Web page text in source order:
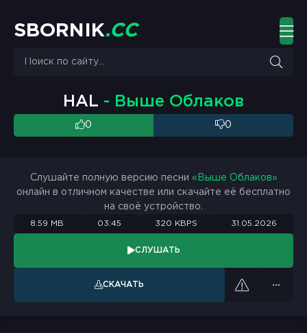
S BO R N K.CC
HAL - Выше Облаков
0 0
Слушайте полную версию песни «Выше Облаков»
онлайн в отличном качестве или скачайте её бесплатно
на своё устройство.
8.59 MB 03:45 320 KBPS 31.05.2026
СЛУШАТЬ
СКАЧАТЬ